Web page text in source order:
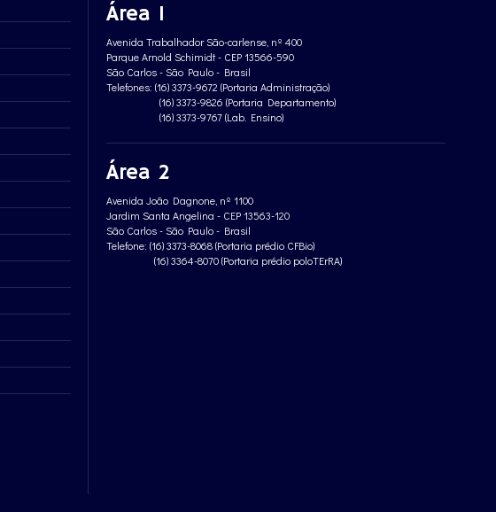
Área 1
Avenida Trabalhador São-carlense, nº 400
Parque Arnold Schimidt - CEP 13566-590
São Carlos - São Paulo - Brasil
Telefones: (16) 3373-9672 (Portaria Administração)
(16) 3373-9826 (Portaria Departamento)
(16) 3373-9767 (Lab. Ensino)
Área 2
Avenida João Dagnone, nº 1100
Jardim Santa Angelina - CEP 13563-120
São Carlos - São Paulo - Brasil
Telefone: (16) 3373-8068 (Portaria prédio CFBio)
(16) 3364-8070 (Portaria prédio poloTErRA)